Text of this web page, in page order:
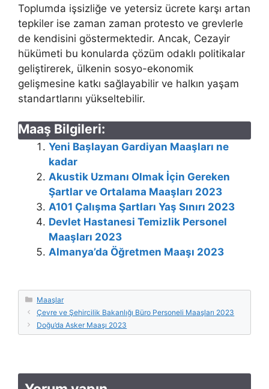
Toplumda işsizliğe ve yetersiz ücrete karşı artan
tepkiler ise zaman zaman protesto ve grevlerle
de kendisini göstermektedir. Ancak, Cezayir
hükümeti bu konularda çözüm odaklı politikalar
geliştirerek, ülkenin sosyo-ekonomik
gelişmesine katkı sağlayabilir ve halkın yaşam
standartlarını yükseltebilir.
Maaş Bilgileri:
Yeni Başlayan Gardiyan Maaşları ne
kadar
Akustik Uzmanı Olmak İçin Gereken
Şartlar ve Ortalama Maaşları 2023
A101 Çalışma Şartları Yaş Sınırı 2023
Devlet Hastanesi Temizlik Personel
Maaşları 2023
Almanya’da Öğretmen Maaşı 2023
Kategoriler
Maaşlar
Çevre ve Şehircilik Bakanlığı Büro Personeli Maaşları 2023
Doğu’da Asker Maaşı 2023